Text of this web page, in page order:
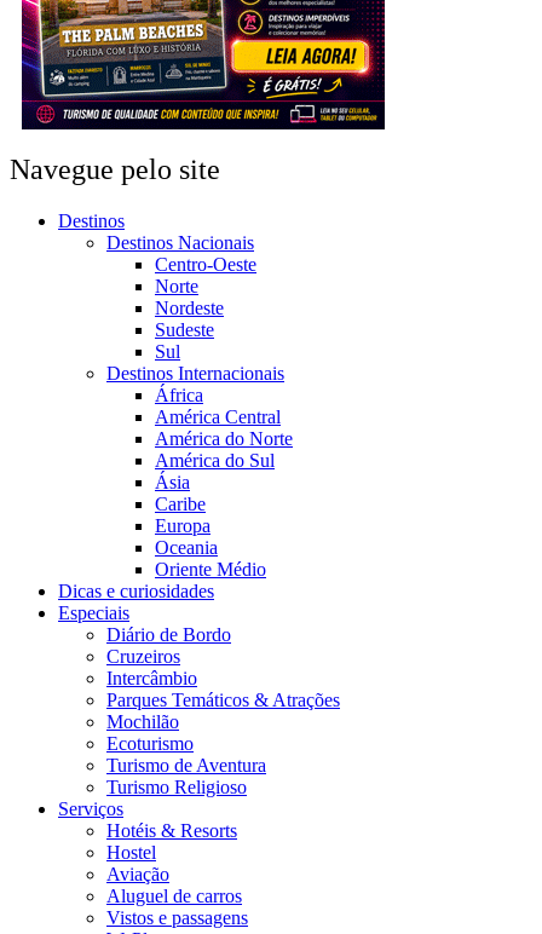
Navegue pelo site
Destinos
Destinos Nacionais
Centro-Oeste
Norte
Nordeste
Sudeste
Sul
Destinos Internacionais
África
América Central
América do Norte
América do Sul
Ásia
Caribe
Europa
Oceania
Oriente Médio
Dicas e curiosidades
Especiais
Diário de Bordo
Cruzeiros
Intercâmbio
Parques Temáticos & Atrações
Mochilão
Ecoturismo
Turismo de Aventura
Turismo Religioso
Serviços
Hotéis & Resorts
Hostel
Aviação
Aluguel de carros
Vistos e passagens